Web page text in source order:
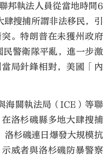
邦執法人員從當地時間6
搜捕所謂非法移民，引
。特朗普在未獲州政府
警衛隊平亂，進一步激
局針鋒相對，美國「內
海關執法局（ICE）等聯
洛杉磯縣多地大肆搜捕
洛杉磯連日爆發大規模抗
威者與洛杉磯防暴警察